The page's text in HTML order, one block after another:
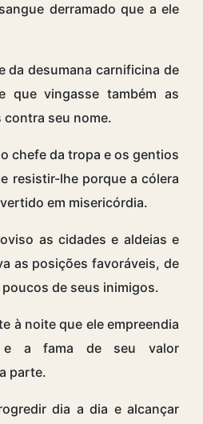
derramado que a ele
da desumana carnificina de
que vingasse também as
seu nome.
chefe da tropa e os gentios
resistir-lhe porque a cólera
em misericórdia.
as cidades e aldeias e
as posições favoráveis, de
de seus inimigos.
à noite que ele empreendia
e a fama de seu valor
parte.
dia a dia e alcançar